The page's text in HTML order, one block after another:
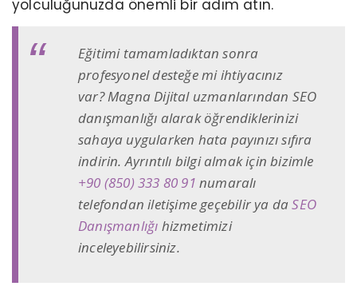
yolculuğunuzda önemli bir adım atın.
Eğitimi tamamladıktan sonra
profesyonel desteğe mi ihtiyacınız
var? Magna Dijital uzmanlarından SEO
danışmanlığı alarak öğrendiklerinizi
sahaya uygularken hata payınızı sıfıra
indirin. Ayrıntılı bilgi almak için bizimle
+90 (850) 333 80 91 numaralı
telefondan iletişime geçebilir ya daSEO
Danışmanlığı hizmetimizi
inceleyebilirsiniz.